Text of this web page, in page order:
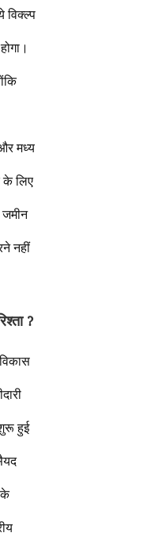
विक्ल्प
मध्य
के लिए
जमीन
नहीं
?
हुई
के